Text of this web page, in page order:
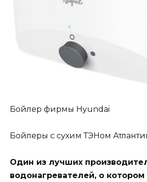
Бойлер фирмы Hyundai
Бойлеры с сухим ТЭНом
Один из лучших
водонагревателей, о